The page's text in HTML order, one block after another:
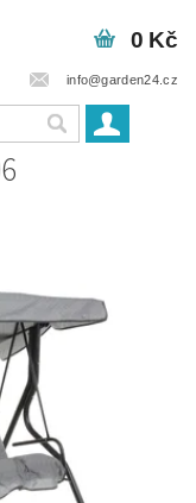
info@garden24.cz
0 Kč